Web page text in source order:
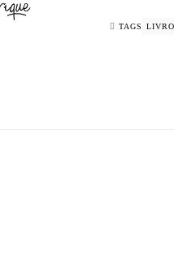
TAGS